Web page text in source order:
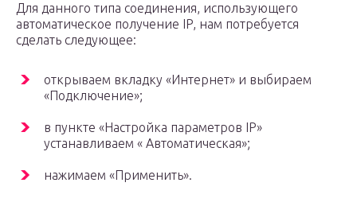
Для данного типа соединения, использующего
автоматическое получение IP, нам потребуется
сделать следующее:
открываем вкладку «Интернет» и выбираем
«Подключение»;
в пункте «Настройка параметров IP»
устанавливаем « Автоматическая»;
нажимаем «Применить».